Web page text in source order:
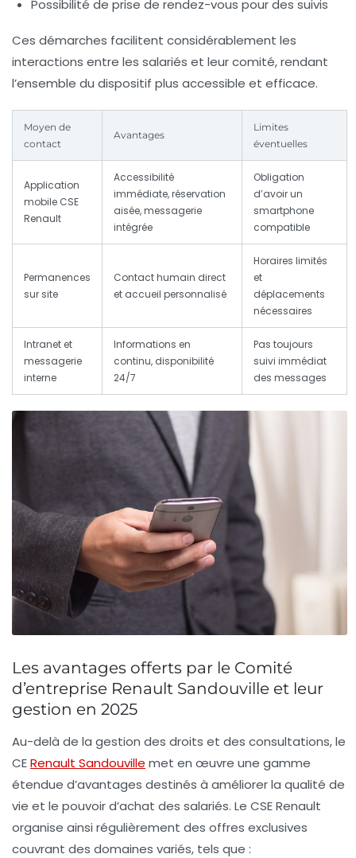
Possibilité de prise de rendez-vous pour des suivis
Ces démarches facilitent considérablement les
interactions entre les salariés et leur comité, rendant
l’ensemble du dispositif plus accessible et efficace.
Moyen de
contact
Avantages
Limites
éventuelles
Application
mobile CSE
Renault
Accessibilité
immédiate, réservation
aisée, messagerie
intégrée
Obligation
d’avoir un
smartphone
compatible
Permanences
sur site
Contact humain direct
et accueil personnalisé
Horaires limités
et
déplacements
nécessaires
Intranet et
messagerie
interne
Informations en
continu, disponibilité
24/7
Pas toujours
suivi immédiat
des messages
Les avantages offerts par le Comité
d’entreprise Renault Sandouville et leur
gestion en 2025
Au-delà de la gestion des droits et des consultations, le
CERenault Sandouville met en œuvre une gamme
étendue d’avantages destinés à améliorer la qualité de
vie et le pouvoir d’achat des salariés. Le CSE Renault
organise ainsi régulièrement des offres exclusives
couvrant des domaines variés, tels que :